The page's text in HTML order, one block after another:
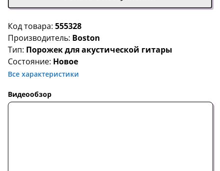
Код товара: 555328
Производитель: Boston
Тип: Порожек для акустической гитары
Состояние: Новое
Все характеристики
Видеообзор